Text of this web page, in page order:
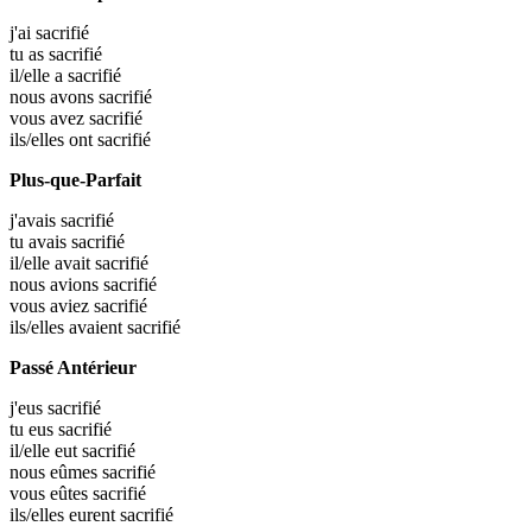
j'ai sacrifié
tu as sacrifié
il/elle a sacrifié
nous avons sacrifié
vous avez sacrifié
ils/elles ont sacrifié
Plus-que-Parfait
j'avais sacrifié
tu avais sacrifié
il/elle avait sacrifié
nous avions sacrifié
vous aviez sacrifié
ils/elles avaient sacrifié
Passé Antérieur
j'eus sacrifié
tu eus sacrifié
il/elle eut sacrifié
nous eûmes sacrifié
vous eûtes sacrifié
ils/elles eurent sacrifié